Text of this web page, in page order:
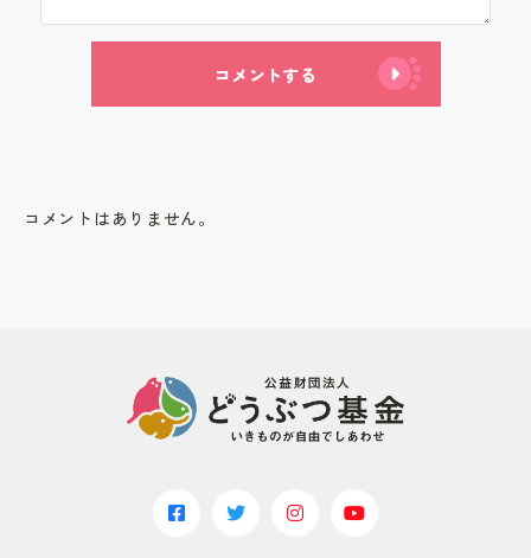
コメントする
コメントはありません。